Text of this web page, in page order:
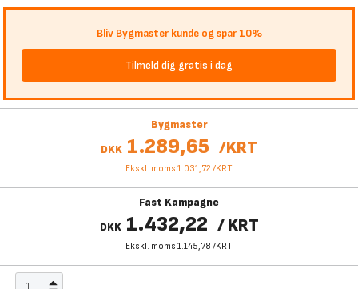
Bliv Bygmaster kunde og spar 10%
Tilmeld dig gratis i dag
Bygmaster
DKK 1.289,65 /KRT
Ekskl. moms 1.031,72 /KRT
Fast Kampagne
DKK 1.432,22 / KRT
Ekskl. moms 1.145,78 /KRT